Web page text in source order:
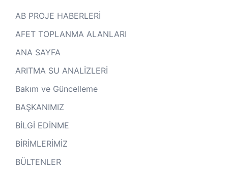
AB PROJE HABERLERİ
AFET TOPLANMA ALANLARI
ANA SAYFA
ARITMA SU ANALİZLERİ
Bakım ve Güncelleme
BAŞKANIMIZ
BİLGİ EDİNME
BİRİMLERİMİZ
BÜLTENLER